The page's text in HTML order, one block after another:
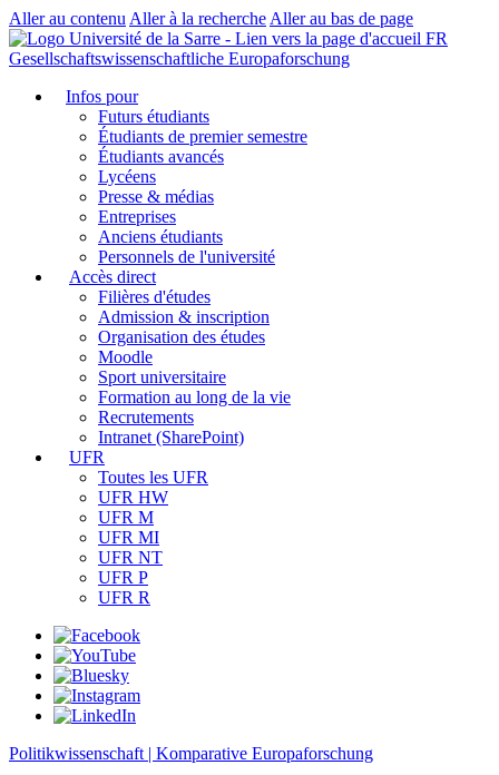
Aller au contenu Aller à la recherche Aller au bas de page
FR
Gesellschaftswissenschaftliche Europaforschung
Infos pour
Futurs étudiants
Étudiants de premier semestre
Étudiants avancés
Lycéens
Presse & médias
Entreprises
Anciens étudiants
Personnels de l'université
Accès direct
Filières d'études
Admission & inscription
Organisation des études
Moodle
Sport universitaire
Formation au long de la vie
Recrutements
Intranet (SharePoint)
UFR
Toutes les UFR
UFR HW
UFR M
UFR MI
UFR NT
UFR P
UFR R
Politikwissenschaft | Komparative Europaforschung